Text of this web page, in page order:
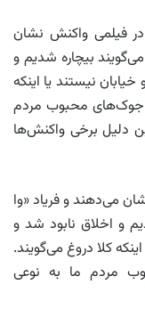
فیلمی واکنش نشان
بیچاره شدیم و
نیستند یا اینکه
جوک‌های محبوب مردم
دلیل برخی واکنش‌ها
می‌دهند و فریاد «وا
و اخلاق نابود شد و
کلا دروغ می‌گویند.
مردم ما به نوعی